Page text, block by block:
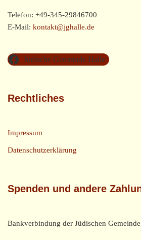
Telefon: +49-345-29846700
E-Mail: kontakt@jghalle.de
Jüdische Gemeinde Halle
Rechtliches
Impressum
Datenschutzerklärung
Spenden und andere
Bankverbindung der Jüdischen